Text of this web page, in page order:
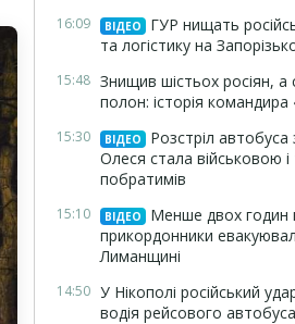
16:09 ВІДЕО
ГУР нищать
та логістику на
15:48 Знищив шістьох росіян, а
полон: історія командира
15:30 ВІДЕО
Розстріл автобуса
Олеся стала військовою
побратимів
15:10 ВІДЕО
Менше двох годин
прикордонники
Лиманщині
14:50 У Нікополі російський
водія рейсового автобуса